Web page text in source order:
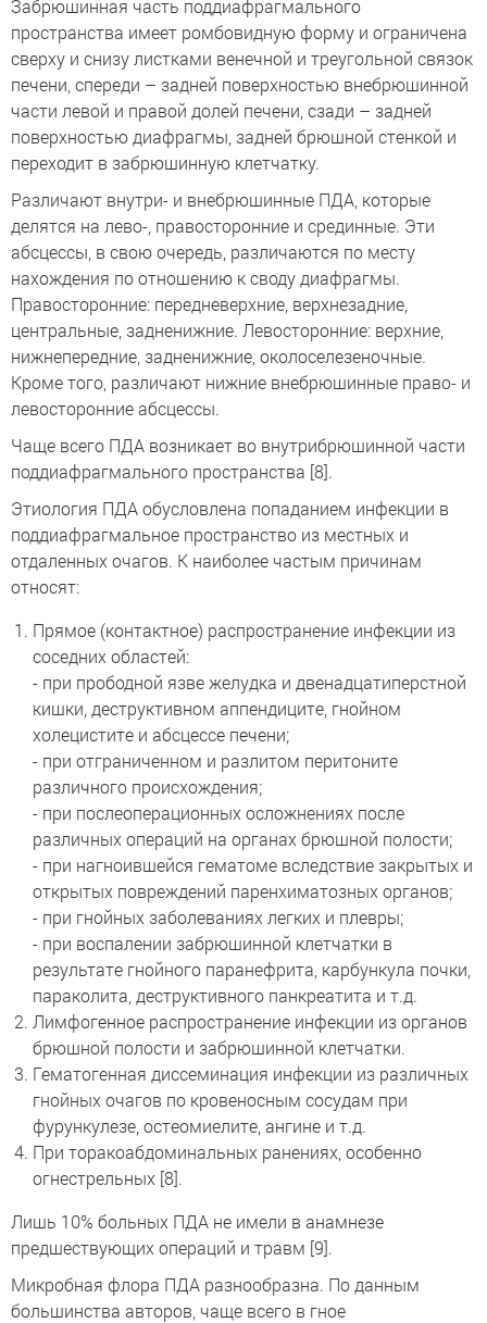
Забрюшинная часть поддиафрагмального
пространства имеет ромбовидную форму и ограничена
сверху и снизу листками венечной и треугольной связок
печени, спереди – задней поверхностью внебрюшинной
части левой и правой долей печени, сзади – задней
поверхностью диафрагмы, задней брюшной стенкой и
переходит в забрюшинную клетчатку.
Различают внутри- и внебрюшинные ПДА, которые
делятся на лево-, правосторонние и срединные. Эти
абсцессы, в свою очередь, различаются по месту
нахождения по отношению к своду диафрагмы.
Правосторонние: передневерхние, верхнезадние,
центральные, задненижние. Левосторонние: верхние,
нижнепередние, задненижние, околоселезеночные.
Кроме того, различают нижние внебрюшинные право- и
левосторонние абсцессы.
Чаще всего ПДА возникает во внутрибрюшинной части
поддиафрагмального пространства [8].
Этиология ПДА обусловлена попаданием инфекции в
поддиафрагмальное пространство из местных и
отдаленных очагов. К наиболее частым причинам
относят:
Прямое (контактное) распространение инфекции из
соседних областей:
- при прободной язве желудка и двенадцатиперстной
кишки, деструктивном аппендиците, гнойном
холецистите и абсцессе печени;
- при отграниченном и разлитом перитоните
различного происхождения;
- при послеоперационных осложнениях после
различных операций на органах брюшной полости;
- при нагноившейся гематоме вследствие закрытых и
открытых повреждений паренхиматозных органов;
- при гнойных заболеваниях легких и плевры;
- при воспалении забрюшинной клетчатки в
результате гнойного паранефрита, карбункула почки,
параколита, деструктивного панкреатита и т.д.
Лимфогенное распространение инфекции из органов
брюшной полости и забрюшинной клетчатки.
Гематогенная диссеминация инфекции из различных
гнойных очагов по кровеносным сосудам при
фурункулезе, остеомиелите, ангине и т.д.
При торакоабдоминальных ранениях, особенно
огнестрельных [8].
Лишь 10% больных ПДА не имели в анамнезе
предшествующих операций и травм [9].
Микробная флора ПДА разнообразна. По данным
большинства авторов, чаще всего в гное